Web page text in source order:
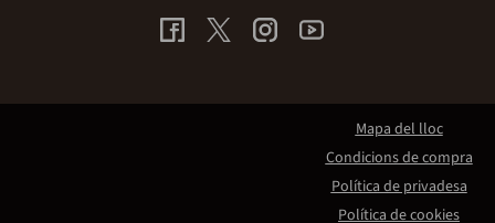
Mapa del lloc
Condicions de compra
Política de privadesa
Política de cookies